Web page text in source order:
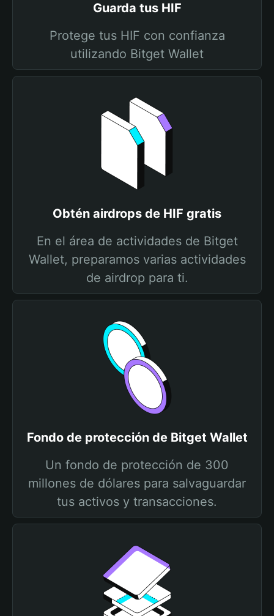
Guarda tus HIF
Protege tus HIF con confianza
utilizando Bitget Wallet
Obtén airdrops de HIF gratis
En el área de actividades de Bitget
Wallet, preparamos varias actividades
de airdrop para ti.
Fondo de protección de Bitget Wallet
Un fondo de protección de 300
millones de dólares para salvaguardar
tus activos y transacciones.